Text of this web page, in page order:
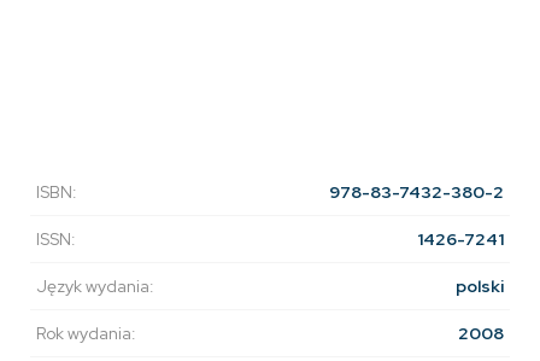
ISBN: 978-83-7432-380-2
ISSN: 1426-7241
Język wydania: polski
Rok wydania: 2008